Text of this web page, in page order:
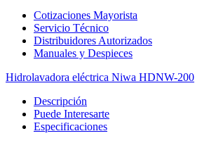
Cotizaciones Mayorista
Servicio Técnico
Distribuidores Autorizados
Manuales y Despieces
Hidrolavadora eléctrica Niwa HDNW-200
Descripción
Puede Interesarte
Especificaciones